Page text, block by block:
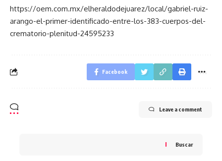
https://oem.com.mx/elheraldodejuarez/local/gabriel-ruiz-
arango-el-primer-identificado-entre-los-383-cuerpos-del-
crematorio-plenitud-24595233
Facebook
Leave a comment
Buscar